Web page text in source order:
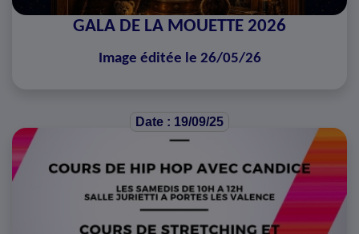
GALA DE LA MOUETTE 2026
Image éditée le 26/05/26
Date : 19/09/25